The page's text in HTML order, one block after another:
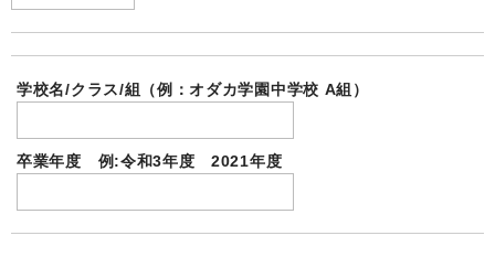
送料-発送-支払
学校名/クラス/組（例：オダカ学園中学校 A組）
卒業年度 例:令和3年度 2021年度